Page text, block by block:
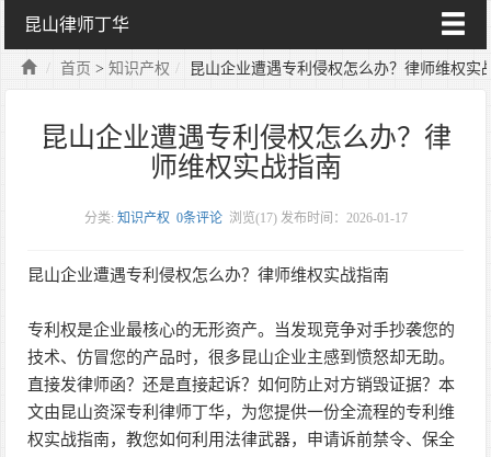
昆山律师丁华
首页 >知识产权 昆山企业遭遇专利侵权怎么办？律师维权实
昆山企业遭遇专利侵权怎么办？律
师维权实战指南
分类: 知识产权 0条评论 浏览(17) 发布时间：2026-01-17
昆山企业遭遇专利侵权怎么办？律师维权实战指南
专利权是企业最核心的无形资产。当发现竞争对手抄袭您的
技术、仿冒您的产品时，很多昆山企业主感到愤怒却无助。
直接发律师函？还是直接起诉？如何防止对方销毁证据？本
文由昆山资深专利律师丁华，为您提供一份全流程的专利维
权实战指南，教您如何利用法律武器，申请诉前禁令、保全